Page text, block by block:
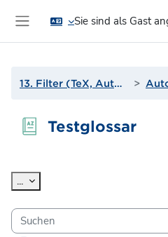
Sie sind als Gast
13. Filter (TeX, Autoverlinkungen und mehr)
Testglossar
... Einträge exportieren
Suchen